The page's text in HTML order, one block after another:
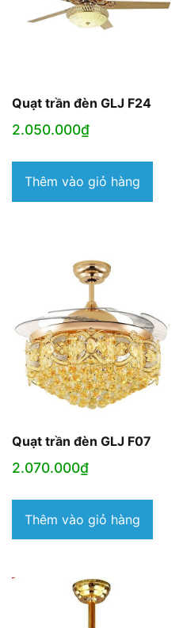
Quạt trần đèn GLJ F24
2.050.000₫
Thêm vào giỏ hàng
Quạt trần đèn GLJ F07
2.070.000₫
Thêm vào giỏ hàng